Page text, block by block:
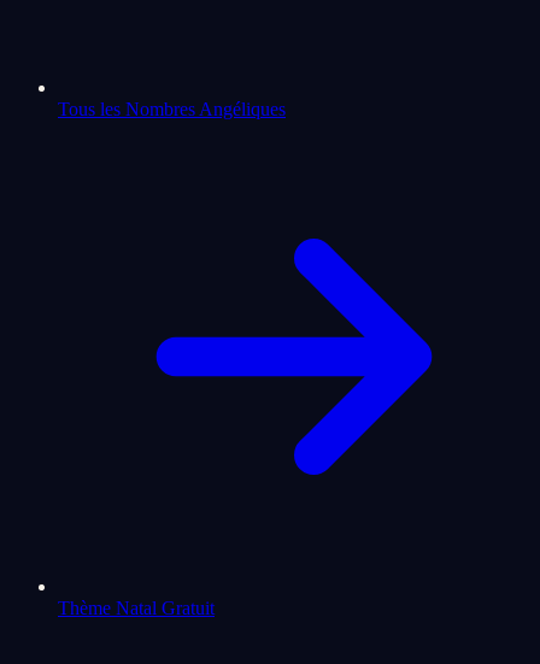
Tous les Nombres Angéliques
Thème Natal Gratuit